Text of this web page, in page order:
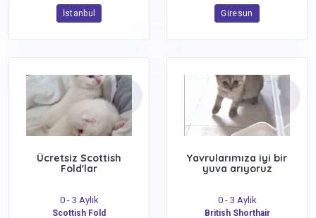
İstanbul Giresun
Ücretsiz Scottish
Fold'lar
0 - 3 Aylık
Scottish Fold
Yavrularımıza iyi bir
yuva arıyoruz
0 - 3 Aylık
British Shorthair